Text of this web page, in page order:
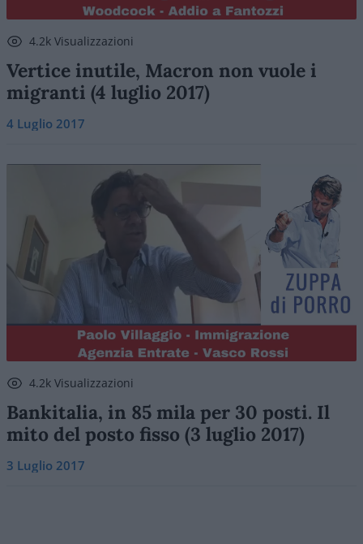
4.2k Visualizzazioni
Vertice inutile, Macron non vuole i
migranti (4 luglio 2017)
4 Luglio 2017
4.2k Visualizzazioni
Bankitalia, in 85 mila per 30 posti. Il
mito del posto fisso (3 luglio 2017)
3 Luglio 2017